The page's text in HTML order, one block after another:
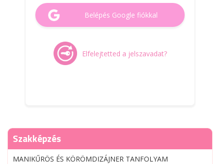
Belépés Google fiókkal
Elfelejtetted a jelszavadat?
Szakképzés
MANIKŰRÖS ÉS KÖRÖMDIZÁJNER TANFOLYAM